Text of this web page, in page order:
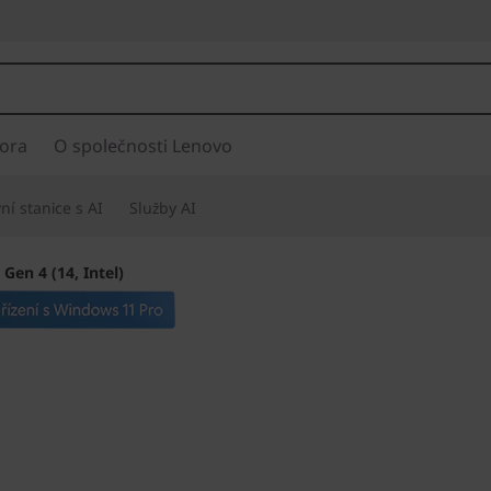
O společnosti Lenovo
stanice s AI Služby AI
4 (14, Intel)